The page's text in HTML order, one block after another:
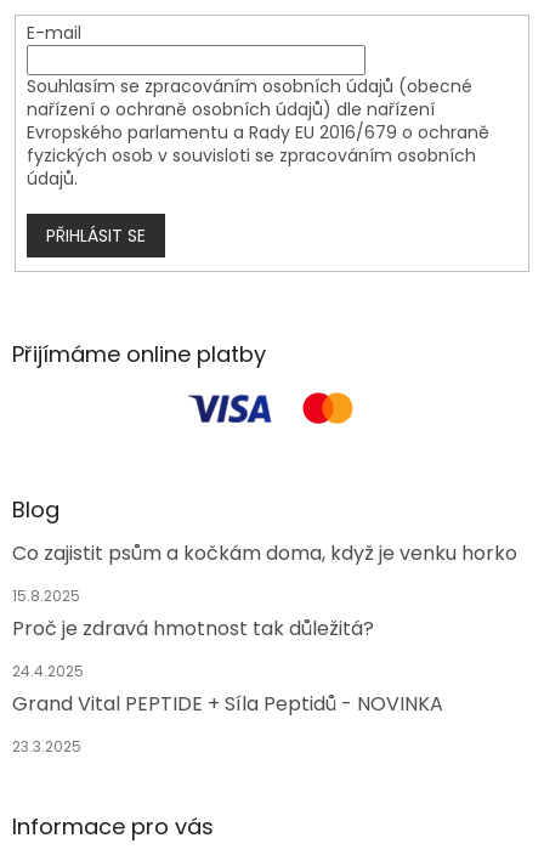
E-mail
Souhlasím se zpracováním osobních údajů (obecné
nařízení o ochraně osobních údajů) dle nařízení
Evropského parlamentu a Rady EU 2016/679 o ochraně
fyzických osob v souvisloti se zpracováním osobních
údajů.
PŘIHLÁSIT SE
Přijímáme online platby
Blog
Co zajistit psům a kočkám doma, když je venku horko
15.8.2025
Proč je zdravá hmotnost tak důležitá?
24.4.2025
Grand Vital PEPTIDE + Síla Peptidů - NOVINKA
23.3.2025
Informace pro vás